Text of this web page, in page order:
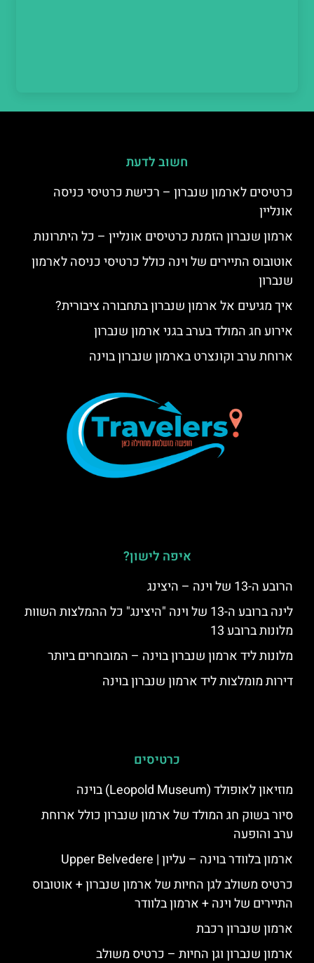
חשוב לדעת
כרטיסים לארמון שנברון – רכישת כרטיסי כניסה
אונליין
ארמון שנברון הזמנת כרטיסים אונליין – כל היתרונות
אוטובוס התיירים של וינה כולל כרטיסי כניסה לארמון
שנברון
איך מגיעים אל ארמון שנברון בתחבורה ציבורית?
אירוע חג המולד בערב בגני ארמון שנברון
ארוחת ערב וקונצרט בארמון שנברון בוינה
איפה לישון?
הרובע ה-13 של וינה – היצינג
לינה ברובע ה-13 של וינה "היצינג" כל ההמלצות השוות
מלונות ברובע 13
מלונות ליד ארמון שנברון בוינה – המובחרים ביותר
דירות מומלצות ליד ארמון שנברון בוינה
כרטיסים
מוזיאון לאופולד (Leopold Museum) בוינה
סיור בשוק חג המולד של ארמון שנברון כולל ארוחת
ערב והופעה
ארמון בלוודר בוינה – עליון | Upper Belvedere
כרטיס משולב לגן החיות של ארמון שנברון + אוטובוס
התיירים של וינה + ארמון בלוודר
ארמון שנברון רכבת
ארמון שנברון וגן החיות – כרטיס משולב